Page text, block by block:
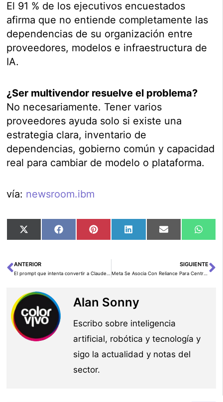
El 91 % de los ejecutivos encuestados
afirma que no entiende completamente las
dependencias de su organización entre
proveedores, modelos e infraestructura de
IA.
¿Ser multivendor resuelve el problema?
No necesariamente. Tener varios
proveedores ayuda solo si existe una
estrategia clara, inventario de
dependencias, gobierno común y capacidad
real para cambiar de modelo o plataforma.
vía: newsroom.ibm
Compartir
en
X
Compartir
en
FacebookCompartir
en
PinterestCompartir
en
LinkedInCompartir
en
Email
en
Ant
ANTERIOR SIGUIENTE
Alan Sonny
Escribo sobre inteligencia
artificial, robótica y tecnología y
sigo la actualidad y notas del
sector.